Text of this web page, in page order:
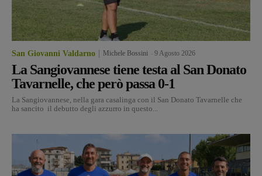
San Giovanni Valdarno Michele Bossini 9 Agosto 2026
La Sangiovannese tiene testa al San Donato
Tavarnelle, che però passa 0-1
La Sangiovannese, nella gara casalinga con il San Donato Tavarnelle che
ha sancito il debutto degli azzurro in questo...